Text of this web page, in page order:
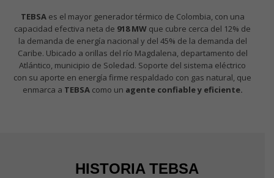
TEBSAes el mayor generador térmico de Colombia, con una
capacidad efectiva neta de 918 MW que cubre cerca del 12% de
la demanda de energía nacional y del 45% de la demanda del
Caribe. Ubicado a orillas del río Magdalena, departamento del
Atlántico, municipio de Soledad. Soporte del sistema eléctrico
con su aporte en energía firme respaldado con gas natural, que
enmarca a TEBSAcomo un agente confiable y eficiente.
HISTORIA TEBSA